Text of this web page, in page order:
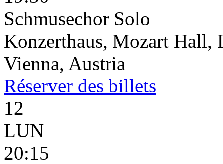
Schmusechor Solo
Konzerthaus, Mozart Hall,
Vienna, Austria
Réserver des billets
12
LUN
20:15